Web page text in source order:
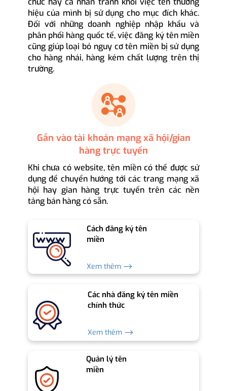
hiệu của mình bị sử dụng cho mục đích khác.
Đối với những doanh nghiệp nhập khẩu và
phân phối hàng quốc tế, việc đăng ký tên miền
cũng giúp loại bỏ nguy cơ tên miền bị sử dụng
cho hàng nhái, hàng kém chất lượng trên thị
trường.
Gắn vào tài khoản mạng xã hội/gian
hàng trực tuyến
Khi chưa có website, tên miền có thể được sử
dụng để chuyển hướng tới các trang mạng xã
hội hay gian hàng trực tuyến trên các nền
tảng bán hàng có sẵn.
Cách đăng ký tên
miền
Xem thêm ⟶
Các nhà đăng ký tên miền
chính thức
Xem thêm ⟶
Quản lý tên
miền